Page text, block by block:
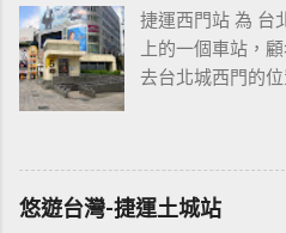
捷運西門站 為 台
上的一個車站，
去台北城西門的
圖中的六號出口
等候的標的物，
運西門站六號出
悠遊台灣-捷運土城站